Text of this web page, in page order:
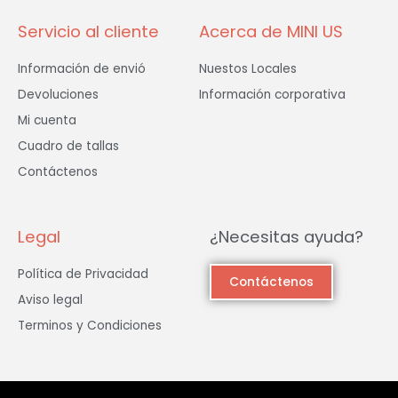
Servicio al cliente
Información de envió
Devoluciones
Mi cuenta
Cuadro de tallas
Contáctenos
Acerca de MINI US
Nuestos Locales
Información corporativa
Legal
Política de Privacidad
Aviso legal
Terminos y Condiciones
¿Necesitas ayuda?
Contáctenos